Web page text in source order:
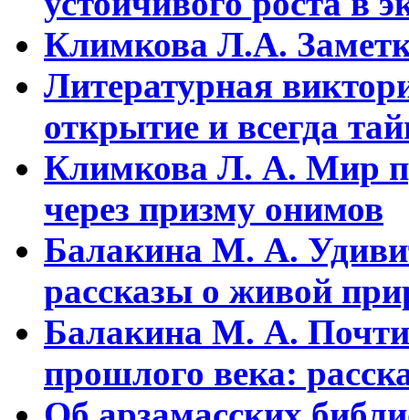
Климкова Л.А.
Литературная
открытие и всегда
Климкова Л. А. Мир
через призму онимов
Балакина М. А.
рассказы о живой
Балакина М. А. Почти
прошлого века: